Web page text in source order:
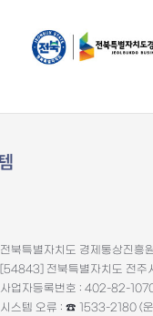
전북특별자치도 경제통상진흥원
[54843] 전북특별자치도 전주
사업자등록번호 : 402-82-
시스템 오류 : ☎ 1533-2180 (